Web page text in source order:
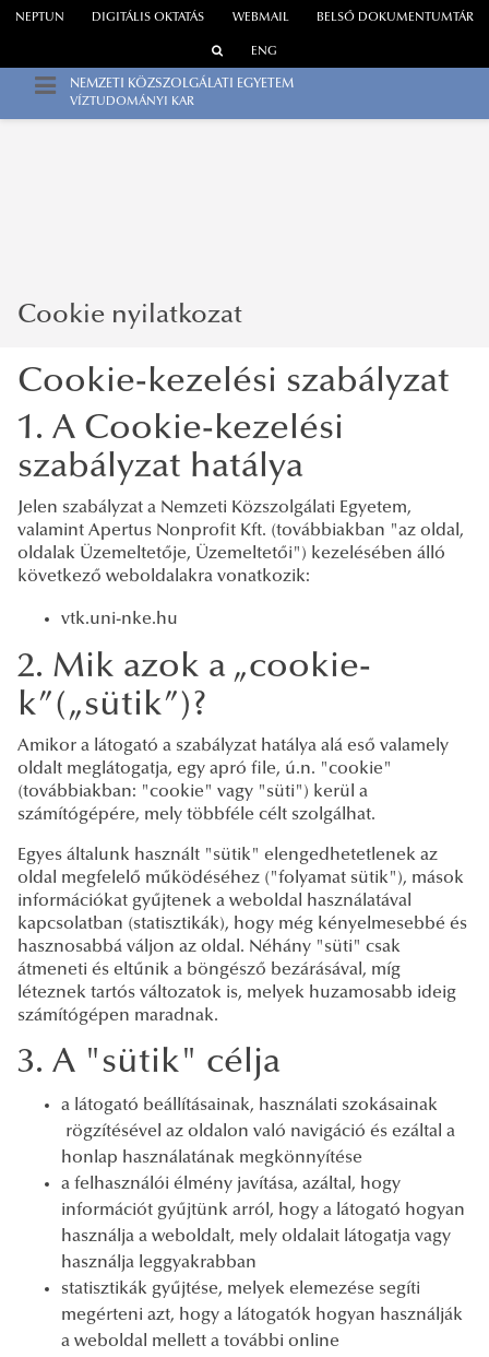
WEBMAIL
NEPTUN DIGITÁLIS OKTATÁS BELSŐ DOKUMENTUMTÁR
ENG
NEMZETI KÖZSZOLGÁLATI EGYETEM
VÍZTUDOMÁNYI KAR
Cookie nyilatkozat
Cookie-kezelési szabályzat
1. A Cookie-kezelési
szabályzat hatálya
Jelen szabályzat a Nemzeti Közszolgálati Egyetem,
valamint Apertus Nonprofit Kft. (továbbiakban "az oldal,
oldalak Üzemeltetője, Üzemeltetői") kezelésében álló
következő weboldalakra vonatkozik:
vtk.uni-nke.hu
2. Mik azok a „cookie-
k”(„sütik”)?
Amikor a látogató a szabályzat hatálya alá eső valamely
oldalt meglátogatja, egy apró file, ú.n. "cookie"
(továbbiakban: "cookie" vagy "süti") kerül a
számítógépére, mely többféle célt szolgálhat.
Egyes általunk használt "sütik" elengedhetetlenek az
oldal megfelelő működéséhez ("folyamat sütik"), mások
információkat gyűjtenek a weboldal használatával
kapcsolatban (statisztikák), hogy még kényelmesebbé és
hasznosabbá váljon az oldal. Néhány "süti" csak
átmeneti és eltűnik a böngésző bezárásával, míg
léteznek tartós változatok is, melyek huzamosabb ideig
számítógépen maradnak.
3. A "sütik" célja
a látogató beállításainak, használati szokásainak
rögzítésével az oldalon való navigáció és ezáltal a
honlap használatának megkönnyítése
a felhasználói élmény javítása, azáltal, hogy
információt gyűjtünk arról, hogy a látogató hogyan
használja a weboldalt, mely oldalait látogatja vagy
használja leggyakrabban
statisztikák gyűjtése, melyek elemezése segíti
megérteni azt, hogy a látogatók hogyan használják
a weboldal mellett a további online